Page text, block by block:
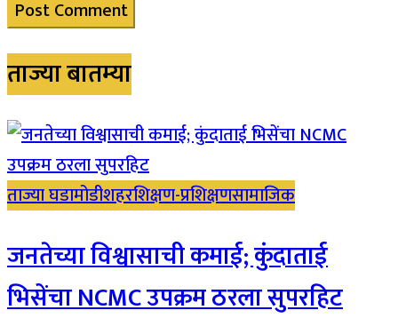
ताज्या बातम्या
ताज्या घडामोडीशहरशिक्षण-प्रशिक्षणसामाजिक
जनतेच्या विश्वासाची कमाई; कुंदाताई
भिसेंचा NCMC उपक्रम ठरला सुपरहिट